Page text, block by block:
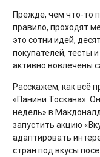
Прежде, чем что-то
правило, проходят
это сотни идей,
покупателей, тесты
активно вовлечены
Расскажем, как всё
«Панини Тоскана».
недель» в
запустить акцию
адаптировать
стран под вкусы